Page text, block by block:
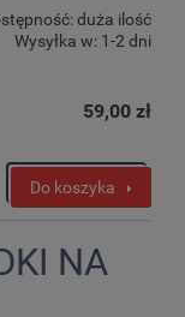
duża ilość
Wysyłka w: 1-2 dni
59,00 zł
Do koszyka
NA